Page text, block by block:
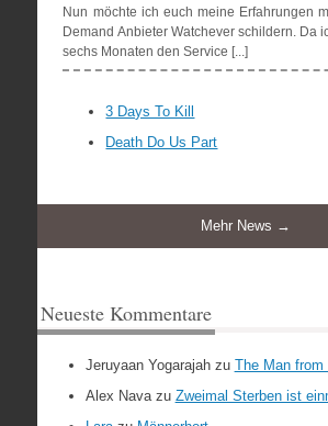
Nun möchte ich euch meine Erfahrungen
Demand Anbieter Watchever schildern. Da
sechs Monaten den Service [...]
3 Days To Kill
Death Do Us Part
Mehr News →
Neueste Kommentare
Jeruyaan Yogarajahzu The Man from
Alex Navazu Zweimal Sterben ist